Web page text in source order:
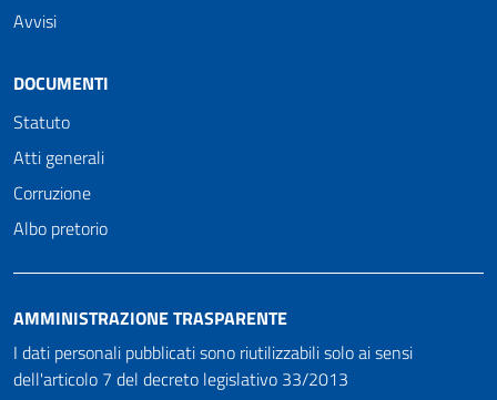
Avvisi
DOCUMENTI
Statuto
Atti generali
Corruzione
Albo pretorio
AMMINISTRAZIONE TRASPARENTE
I dati personali pubblicati sono riutilizzabili solo ai sensi
dell'articolo 7 del decreto legislativo 33/2013